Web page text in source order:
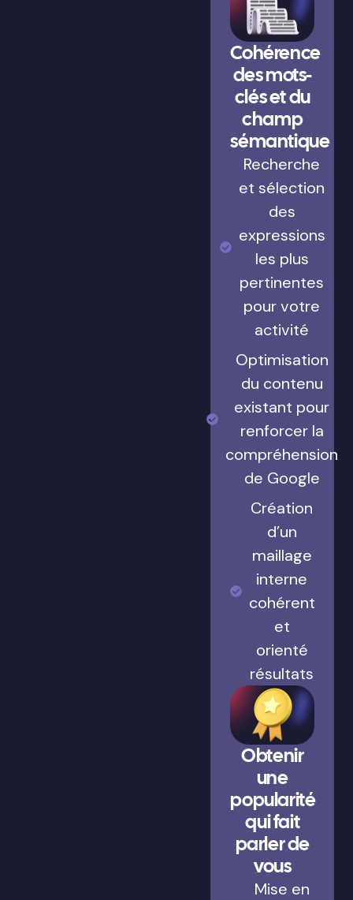
Cohérence
des mots-
clés et du
champ
sémantique
Recherche
et sélection
des
expressions
les plus
pertinentes
pour votre
activité
Optimisation
du contenu
existant pour
renforcer la
compréhension
de Google
Création
d’un
maillage
interne
cohérent
et
orienté
résultats
Obtenir
une
popularité
qui fait
parler de
vous
Mise en